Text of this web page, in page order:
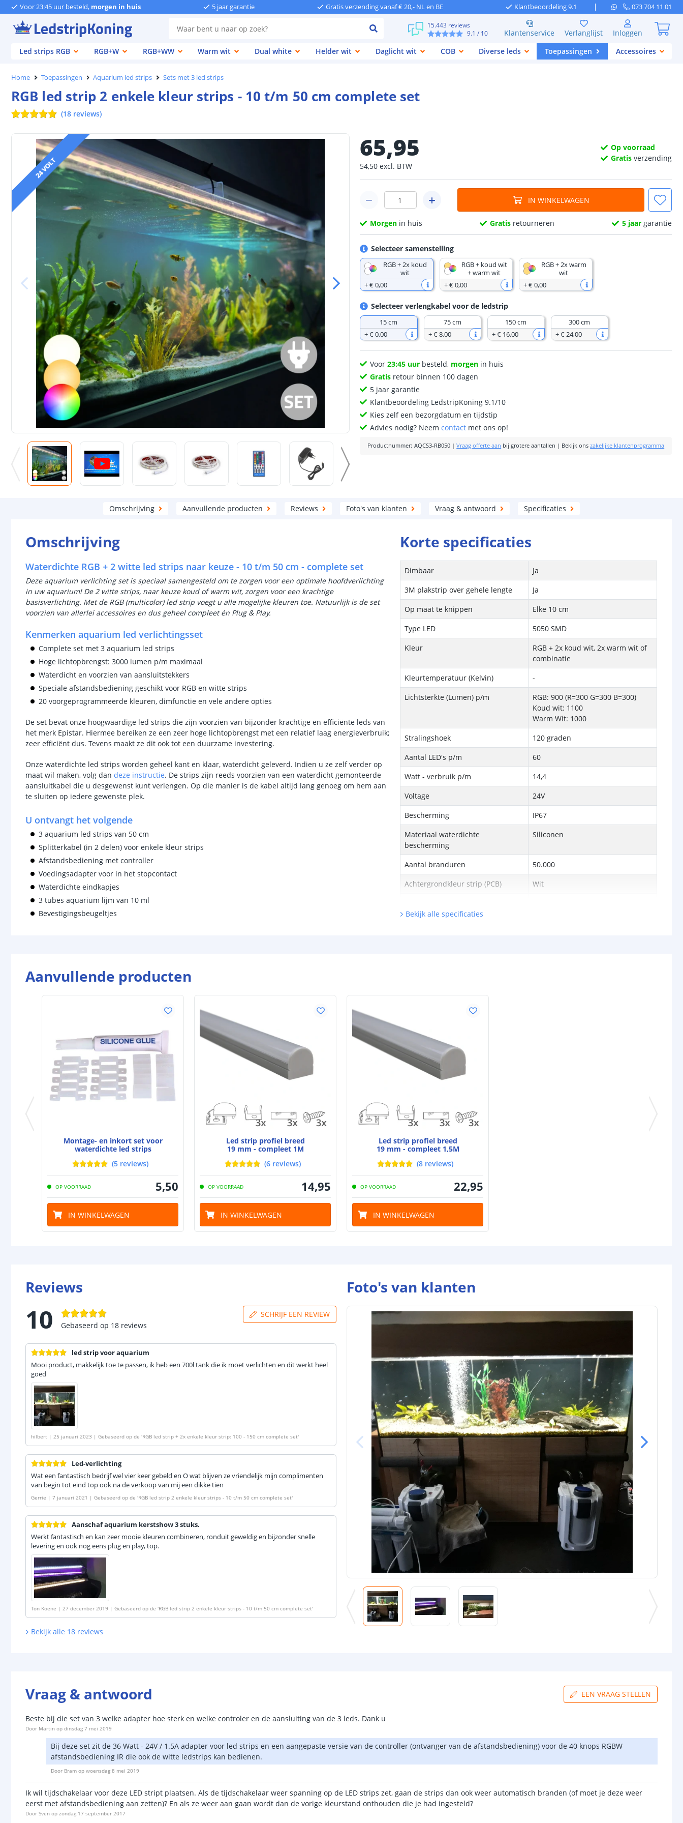
Voor 23:45 uur besteld, morgen in huis 5 jaar garantie Gratis verzending vanaf € 20,- NL en BE Klantbeoordeling 9.1 073 704 11 01
15.443 reviews
9.1 / 10 Klantenservice Verlanglijst
Inloggen
Led strips RGB
RGB+W RGB+WW Warm wit Dual white Helder wit Daglicht wit COB Diverse leds Toepassingen Accessoires
Home Toepassingen Aquarium led strips Sets met 3 led strips
RGB led strip 2 enkele kleur strips - 10 t/m 50 cm complete set
(18 reviews)
24 VOLT
65,95
54,50 excl. BTW
Op voorraad
Gratis verzending
IN WINKELWAGEN
Morgen in huis Gratis retourneren 5 jaargarantie
Selecteer samenstelling
RGB + 2x koud
wit
+€ 0,00
RGB + koud wit
+ warm wit
+€ 0,00
RGB + 2x warm
wit
+€ 0,00
Selecteer verlengkabel voor de ledstrip
15 cm
+€ 0,00
75 cm
+€ 8,00
150 cm
+€ 16,00
300 cm
+€ 24,00
Voor23:45 uur besteld, morgen in huis
Gratis retour binnen 100 dagen
5 jaar garantie
Klantbeoordeling LedstripKoning 9.1/10
Kies zelf een bezorgdatum en tijdstip
Advies nodig? Neemcontact met ons op!
Productnummer: AQCS3-RB050 |Vraag offerte aan bij grotere aantallen | Bekijk ons zakelijke klantenprogramma
Omschrijving Aanvullende producten Reviews Foto's van klanten Vraag & antwoord Specificaties
Omschrijving
Waterdichte RGB + 2 witte led strips naar keuze - 10 t/m 50 cm - complete set
Deze aquarium verlichting set is speciaal samengesteld om te zorgen voor een optimale hoofdverlichting
in uw aquarium! De 2 witte strips, naar keuze koud of warm wit, zorgen voor een krachtige
basisverlichting. Met de RGB (multicolor) led strip voegt u alle mogelijke kleuren toe. Natuurlijk is de set
voorzien van allerlei accessoires en dus geheel compleet én Plug & Play.
Kenmerken aquarium led verlichtingsset
Complete set met 3 aquarium led strips
Hoge lichtopbrengst: 3000 lumen p/m maximaal
Waterdicht en voorzien van aansluitstekkers
Speciale afstandsbediening geschikt voor RGB en witte strips
20 voorgeprogrammeerde kleuren, dimfunctie en vele andere opties
De set bevat onze hoogwaardige led strips die zijn voorzien van bijzonder krachtige en efficiënte leds van
het merk Epistar. Hiermee bereiken ze een zeer hoge lichtopbrengst met een relatief laag energieverbruik;
zeer efficiënt dus. Tevens maakt ze dit ook tot een duurzame investering.
Onze waterdichte led strips worden geheel kant en klaar, waterdicht geleverd. Indien u ze zelf verder op
maat wil maken, volg dan deze instructie. De strips zijn reeds voorzien van een waterdicht gemonteerde
aansluitkabel die u desgewenst kunt verlengen. Op die manier is de kabel altijd lang genoeg om hem aan
te sluiten op iedere gewenste plek.
U ontvangt het volgende
3 aquarium led strips van 50 cm
Splitterkabel (in 2 delen) voor enkele kleur strips
Afstandsbediening met controller
Voedingsadapter voor in het stopcontact
Waterdichte eindkapjes
3 tubes aquarium lijm van 10 ml
Bevestigingsbeugeltjes
Korte specificaties
Dimbaar
Ja
3M plakstrip over gehele lengte
Ja
Op maat te knippen
Elke 10 cm
Type LED
5050 SMD
Kleur
RGB + 2x koud wit, 2x warm wit of
combinatie
Kleurtemperatuur (Kelvin)
-
Lichtsterkte (Lumen) p/m
RGB: 900 (R=300 G=300 B=300)
Koud wit: 1100
Warm Wit: 1000
Stralingshoek
120 graden
Aantal LED's p/m
60
Watt - verbruik p/m
14,4
Voltage
24V
Bescherming
IP67
Materiaal waterdichte
bescherming
Siliconen
Aantal branduren
50.000
Achtergrondkleur strip (PCB)
Wit
Bekijk alle specificaties
Aanvullende producten
Montage- en inkort set voor
waterdichte led strips
(5 reviews)
OP VOORRAAD 5,50
IN WINKELWAGEN
Led strip profiel breed
19 mm - compleet 1M
(6 reviews)
OP VOORRAAD 14,95
IN WINKELWAGEN
Led strip profiel breed
19 mm - compleet 1,5M
(8 reviews)
OP VOORRAAD 22,95
IN WINKELWAGEN
Reviews
10 Gebaseerd op 18 reviews
SCHRIJF EEN REVIEW
led strip voor aquarium
Mooi product, makkelijk toe te passen, ik heb een 700l tank die ik moet verlichten en dit werkt heel
goed
hilbert | 25 januari 2023 | Gebaseerd op de 'RGB led strip + 2x enkele kleur strip: 100 - 150 cm complete set'
Led-verlichting
Wat een fantastisch bedrijf wel vier keer gebeld en O wat blijven ze vriendelijk mijn complimenten
van begin tot eind top ook na de verkoop van mij een dikke tien
Gerrie | 7 januari 2021 | Gebaseerd op de 'RGB led strip 2 enkele kleur strips - 10 t/m 50 cm complete set'
Aanschaf aquarium kerstshow 3 stuks.
Werkt fantastisch en kan zeer mooie kleuren combineren, ronduit geweldig en bijzonder snelle
levering en ook nog eens plug en play, top.
Ton Koene | 27 december 2019 | Gebaseerd op de 'RGB led strip 2 enkele kleur strips - 10 t/m 50 cm complete set'
Bekijk alle 18 reviews
Foto's van klanten
Vraag & antwoord EEN VRAAG STELLEN
Beste bij die set van 3 welke adapter hoe sterk en welke controler en de aansluiting van de 3 leds. Dank u
Door Martin op dinsdag 7 mei 2019
Bij deze set zit de 36 Watt - 24V / 1.5A adapter voor led strips en een aangepaste versie van de controller (ontvanger van de afstandsbediening) voor de 40 knops RGBW
afstandsbediening IR die ook de witte ledstrips kan bedienen.
Door Bram op woensdag 8 mei 2019
Ik wil tijdschakelaar voor deze LED stript plaatsen. Als de tijdschakelaar weer spanning op de LED strips zet, gaan de strips dan ook weer automatisch branden (of moet je deze weer
eerst met afstandsbediening aan zetten)? En als ze weer aan gaan wordt dan de vorige kleurstand onthouden die je had ingesteld?
Door Sven op zondag 17 september 2017